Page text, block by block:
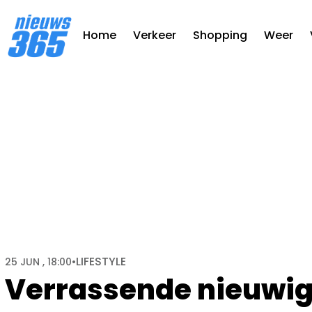
Home Verkeer Shopping Weer
Verrassende
25 JUN , 18:00•LIFESTYLE